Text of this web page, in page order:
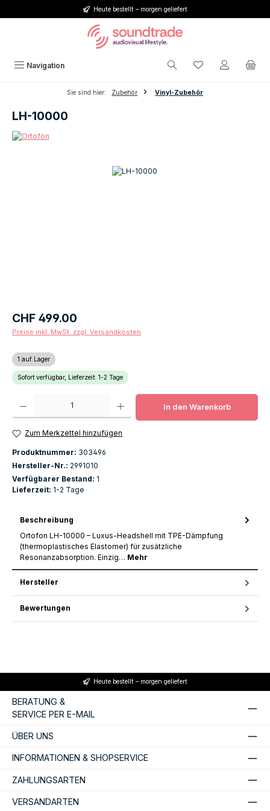
Zum Hauptinhalt springenHeute bestellt – morgen geliefert
Navigation Du hast 0
Sie sind hier: Zubehör Vinyl-Zubehör
LH-10000
Regulärer Preis:
CHF 499.00
Preise inkl. MwSt. zzgl. Versandkosten
1 auf Lager
Sofort verfügbar, Lieferzeit: 1-2 Tage
Produkt Anzahl: Gib den gewünschten Wert ein oder benutze die
In den Warenkorb
Zum Merkzettel hinzufügen
Produktnummer: 303496
Hersteller-Nr.: 2991010
Verfügbarer Bestand: 1
Lieferzeit: 1-2 Tage
Beschreibung
Ortofon LH-10000 – Luxus-Headshell mit TPE-Dämpfung
(thermoplastisches Elastomer) für zusätzliche
Resonanzabsorption. Einzig… Mehr
Hersteller
Bewertungen
Heute bestellt – morgen geliefert
BERATUNG &
SERVICE PER E-MAIL
ÜBER UNS
INFORMATIONEN & SHOPSERVICE
ZAHLUNGSARTEN
VERSANDARTEN